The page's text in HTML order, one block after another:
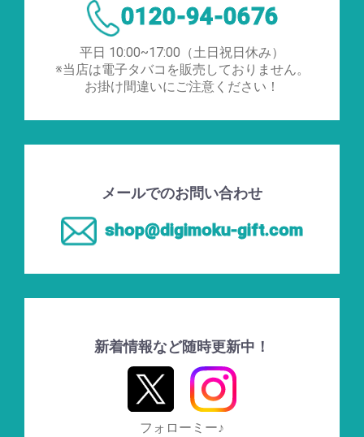
0120-94-0676
平日 10:00~17:00（土日祝日休み）
※当店は電子タバコを販売しておりません。
お掛け間違いにご注意ください！
メールでのお問い合わせ
shop@digimoku-gift.com
新着情報など随時更新中！
フォローミー♪